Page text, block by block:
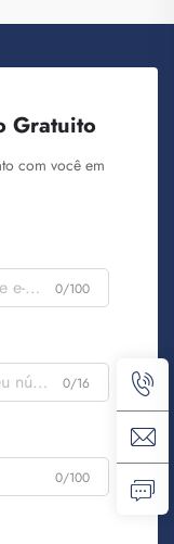
Gratuito
com você em
0/100
0/16
0/100